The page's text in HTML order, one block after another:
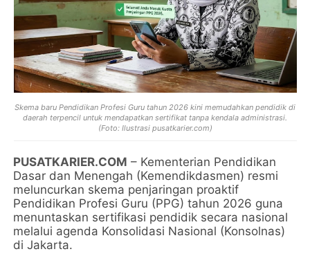
Skema baru Pendidikan Profesi Guru tahun 2026 kini memudahkan pendidik di
daerah terpencil untuk mendapatkan sertifikat tanpa kendala administrasi.
(Foto: Ilustrasi pusatkarier.com)
PUSATKARIER.COM – Kementerian Pendidikan
Dasar dan Menengah (Kemendikdasmen) resmi
meluncurkan skema penjaringan proaktif
Pendidikan Profesi Guru (PPG) tahun 2026 guna
menuntaskan sertifikasi pendidik secara nasional
melalui agenda Konsolidasi Nasional (Konsolnas)
di Jakarta.